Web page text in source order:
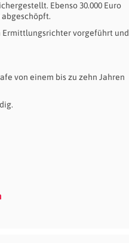
Ebenso 30.000 Euro
abgeschöpft.
Ermittlungsrichter vorgeführt und
von einem bis zu zehn Jahren